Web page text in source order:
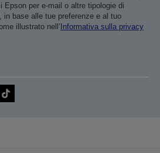
Epson per e-mail o altre tipologie di
in base alle tue preferenze e al tuo
illustrato nell’ Informativa sulla privacy